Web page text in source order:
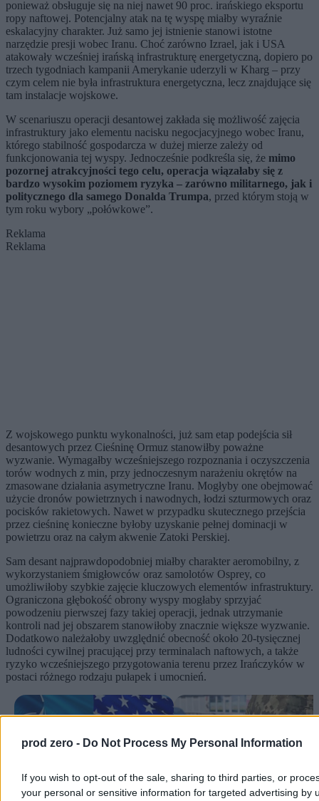
prod zero - Do Not Process My Personal Information
If you wish to opt-out of the sale, sharing to third parties, or
your personal or sensitive information for targeted advertising by
ponieważ obsługuje się na niej nawet 90 proc. irańskiego eksportu
ropy naftowej. Potencjalny atak na tę wyspę miałby wyraźnie
eskalacyjny charakter. Już samo jej istnienie stanowi istotne
narzędzie presji wobec Iranu. Choć zarówno Izrael, jak i USA
atakowały wcześniej irańską infrastrukturę energetyczną, dopiero po
trzech tygodniach kampanii Amerykanie uderzyli w Kharg – przy
czym celem nie była infrastruktura energetyczna, lecz znajdujące się
tam instalacje wojskowe.
W scenariuszu operacji desantowej zakłada się możliwość zajęcia
infrastruktury jako elementu nacisku negocjacyjnego wobec Iranu,
którego stabilność gospodarcza w dużej mierze zależy od
funkcjonowania tej wyspy. Jednocześnie podkreśla się, że mimo
pozornej atrakcyjności tego celu, operacja wiązałaby się z
bardzo wysokim poziomem ryzyka – zarówno militarnego, jak i
politycznego dla samego Donalda Trumpa, przed którym stoją w
tym roku wybory „połówkowe”.
Reklama
Reklama
Z wojskowego punktu wykonalności, już sam etap podejścia sił
desantowych przez Cieśninę Ormuz stanowiłby poważne
wyzwanie. Wymagałby wcześniejszego rozpoznania i oczyszczenia
torów wodnych z min, przy jednoczesnym narażeniu okrętów na
zmasowane działania asymetryczne Iranu. Mogłyby one obejmować
użycie dronów powietrznych i nawodnych, łodzi szturmowych oraz
pocisków rakietowych. Nawet w przypadku skutecznego przejścia
przez cieśninę konieczne byłoby uzyskanie pełnej dominacji w
powietrzu oraz na całym akwenie Zatoki Perskiej.
Sam desant najprawdopodobniej miałby charakter aeromobilny, z
wykorzystaniem śmigłowców oraz samolotów Osprey, co
umożliwiłoby szybkie zajęcie kluczowych elementów infrastruktury.
Ograniczona głębokość obrony wyspy mogłaby sprzyjać
powodzeniu pierwszej fazy takiej operacji, jednak utrzymanie
kontroli nad jej obszarem stanowiłoby znacznie większe wyzwanie.
Dodatkowo należałoby uwzględnić obecność około 20-tysięcznej
ludności cywilnej pracującej przy terminalach naftowych, a także
ryzyko wcześniejszego przygotowania terenu przez Irańczyków w
postaci różnego rodzaju pułapek i umocnień.